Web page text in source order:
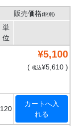
販売価格(税別)
単
位
¥5,100
( 税込¥5,610 )
120